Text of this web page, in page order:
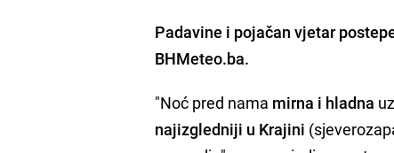
Padavine i pojačan vjetar
BHMeteo.ba.
"Noć pred nama mirna i hladna
najizgledniji u Krajini